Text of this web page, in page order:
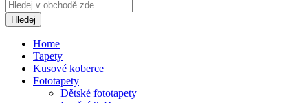
Hledej
Home
Tapety
Kusové koberce
Fototapety
Dětské fototapety